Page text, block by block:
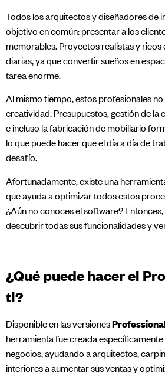
Todos los arquitectos y diseñadores de
objetivo en común: presentar a los
memorables. Proyectos realistas y ricos
diarias, ya que convertir sueños en
tarea enorme.
Al mismo tiempo, estos profesionales
creatividad. Presupuestos, gestión de la
e incluso la fabricación de mobiliario
lo que puede hacer que el día a día de
desafío.
Afortunadamente, existe una
que ayuda a optimizar todos estos
¿Aún no conoces el software?
descubrir todas sus funcionalidades y
¿Qué puede hacer el
ti?
Disponible en las versiones
herramienta fue creada
negocios, ayudando a arquitectos,
interiores a aumentar sus ventas y